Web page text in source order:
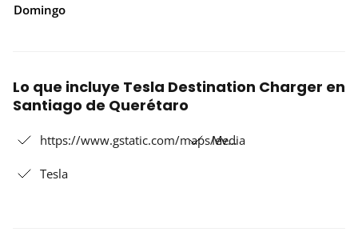
Domingo
Lo que incluye Tesla Destination Charger en
Santiago de Querétaro
https://www.gstatic.com/maps/ev…
Media
Tesla